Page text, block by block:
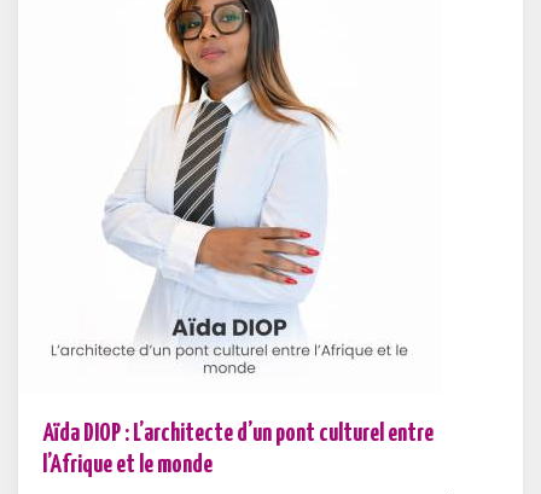
Aïda DIOP : L’architecte d’un pont culturel entre
l’Afrique et le monde